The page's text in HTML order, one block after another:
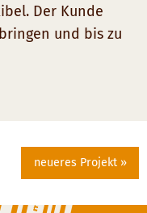
Der Kunde
und bis zu
neueres Projekt »